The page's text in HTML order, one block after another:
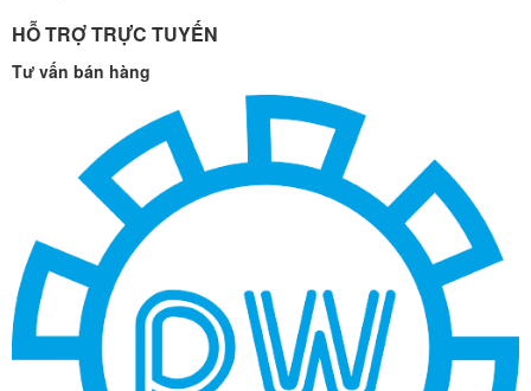
HỖ TRỢ TRỰC TUYẾN
Tư vấn bán hàng